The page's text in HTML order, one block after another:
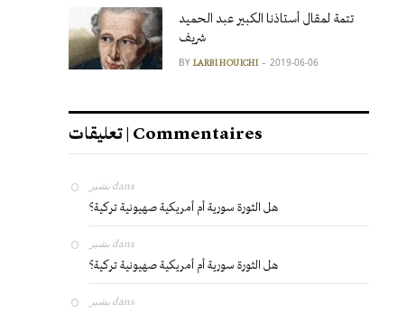
تتمة لمقال أستاذنا الكبير عبد الحميد
شريف
BY LARBI HOUICHI 2019-06-06
تعليقات | Commentaires
بشير dans
هل الثورة سورية أم أمريكية صهيونية تركية؟
بشير dans
هل الثورة سورية أم أمريكية صهيونية تركية؟
بشير dans